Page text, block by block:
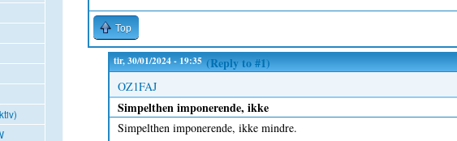
Top
tir, 30/01/2024 - 19:35 (Reply to #1)
OZ1FAJ
Simpelthen imponerende, ikke
Simpelthen imponerende, ikke mindre.